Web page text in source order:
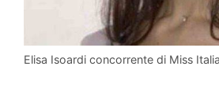
Elisa Isoardi concorrente di Miss